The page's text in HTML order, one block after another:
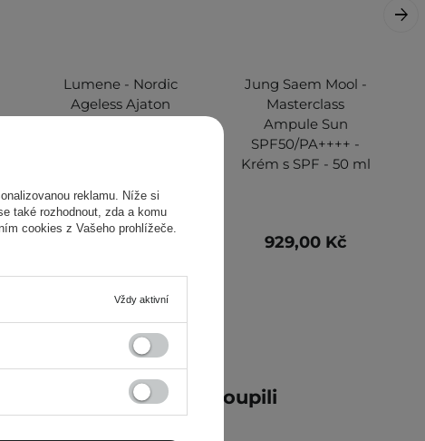
Lumene - Nordic
Ageless Ajaton
829,00 Kč
Jung Saem Mool -
Masterclass
Ampule Sun
SPF50/PA++++ -
Krém s SPF - 50 ml
929,00 Kč
zákazníci také zakoupili
reklamu. Níže si
také rozhodnout, zda a komu
cookies z Vašeho prohlížeče.
Vždy aktivní